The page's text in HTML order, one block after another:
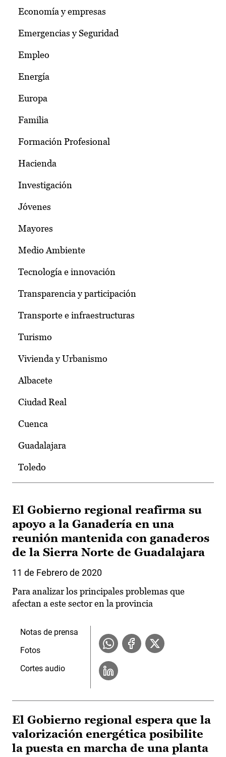
Economía y empresas
Emergencias y Seguridad
Empleo
Energía
Europa
Familia
Formación Profesional
Hacienda
Investigación
Jóvenes
Mayores
Medio Ambiente
Tecnología e innovación
Transparencia y participación
Transporte e infraestructuras
Turismo
Vivienda y Urbanismo
Albacete
Ciudad Real
Cuenca
Guadalajara
Toledo
El Gobierno regional reafirma su
apoyo a la Ganadería en una
reunión mantenida con ganaderos
de la Sierra Norte de Guadalajara
11 de Febrero de 2020
Para analizar los principales problemas que
afectan a este sector en la provincia
Notas de prensa
Fotos
Cortes audio
El Gobierno regional espera que la
valorización energética posibilite
la puesta en marcha de una planta